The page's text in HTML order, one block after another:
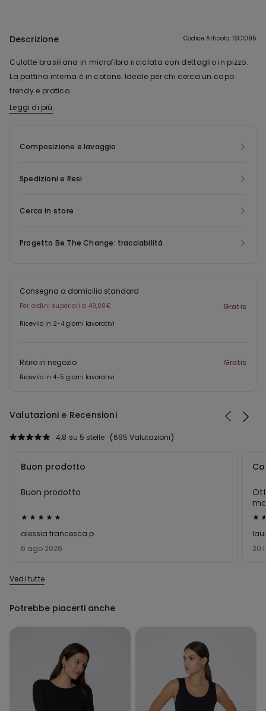
Descrizione Codice Articolo: 1SC1095
Culotte brasiliana in microfibra riciclata con dettaglio in pizzo.
La pattina interna è in cotone. Ideale per chi cerca un capo
trendy e pratico.
Questo capo contiene nylon riciclato Econyl ®, rigenerato a
tappeti. Econyl ® ha le identiche caratteristiche del nylon
rifiuti altrimenti destinati allo smaltimento.
Leggi di più
Composizione e lavaggio
Spedizioni e Resi
Cerca in store
Progetto Be The Change: tracciabilità
Consegna a domicilio standard
Per ordini superiori a 49,00€ Gratis
Ricevilo in 2-4 giorni lavorativi
Ritiro in negozio Gratis
Ricevilo in 4-5 giorni lavorativi
Valutazioni e Recensioni
695 Valutazioni
4,8 su 5 stelle
Valutato
5
su
6 ago 2026
alessia francesca p
Buon prodotto
Buon prodotto
5
su
20
Vedi tutte
Potrebbe piacerti anche